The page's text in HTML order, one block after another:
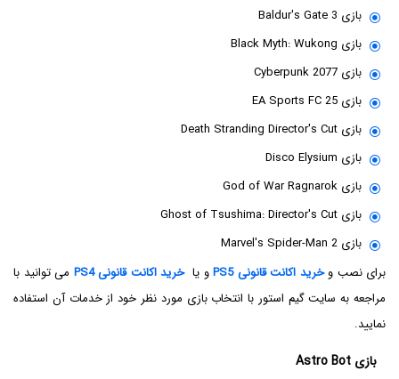
بازی Baldur's Gate 3
بازی Black Myth: Wukong
بازی Cyberpunk 2077
بازی EA Sports FC 25
بازی Death Stranding Director's Cut
بازی Disco Elysium
بازی God of War Ragnarok
بازی Ghost of Tsushima: Director's Cut
بازی Marvel's Spider-Man 2
برای نصب وخرید اکانت قانونی PS5 و یاخرید اکانت قانونی PS4
می توانید با
مراجعه به سایت گیم استور با انتخاب بازی مورد نظر خود از خدمات آن استفاده
نمایید.
بازی Astro Bot